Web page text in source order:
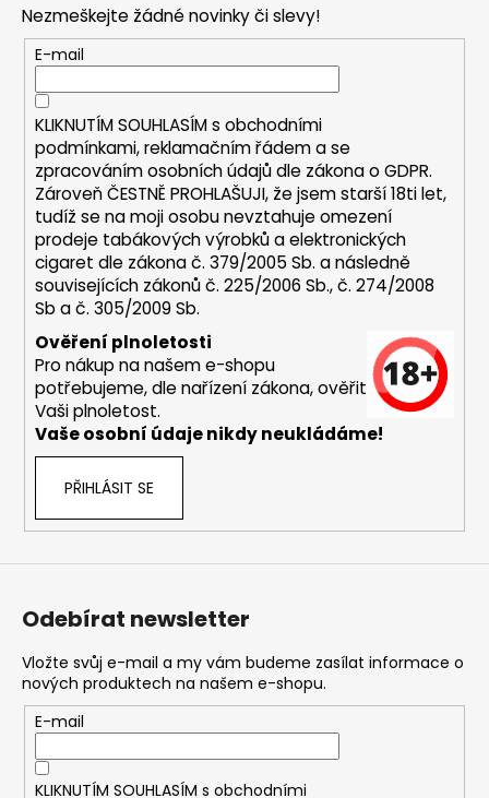
a
c
í
p
r
v
k
y
v
ý
p
i
Nezmeškejte žádné novinky či slevy!
E-mail
KLIKNUTÍM SOUHLASÍM s obchodními
podmínkami,reklamačním řádem a se
zpracováním osobních údajů dle zákona oGDPR.
Zároveň ČESTNĚ PROHLAŠUJI, že jsem starší 18ti let,
tudíž se na moji osobu nevztahuje omezení
prodeje tabákových výrobků a elektronických
cigaret dle zákona č. 379/2005 Sb. a následně
souvisejících zákonů č. 225/2006 Sb., č. 274/2008
Sb a č. 305/2009 Sb.
Ověření plnoletosti
Pro nákup na našem e-shopu
potřebujeme, dle nařízení zákona, ověřit
Vaši plnoletost.
Vaše osobní údaje nikdy neukládáme!
PŘIHLÁSIT SE
Odebírat newsletter
Vložte svůj e-mail a my vám budeme zasílat informace o
nových produktech na našem e-shopu.
E-mail
KLIKNUTÍM SOUHLASÍM s obchodními